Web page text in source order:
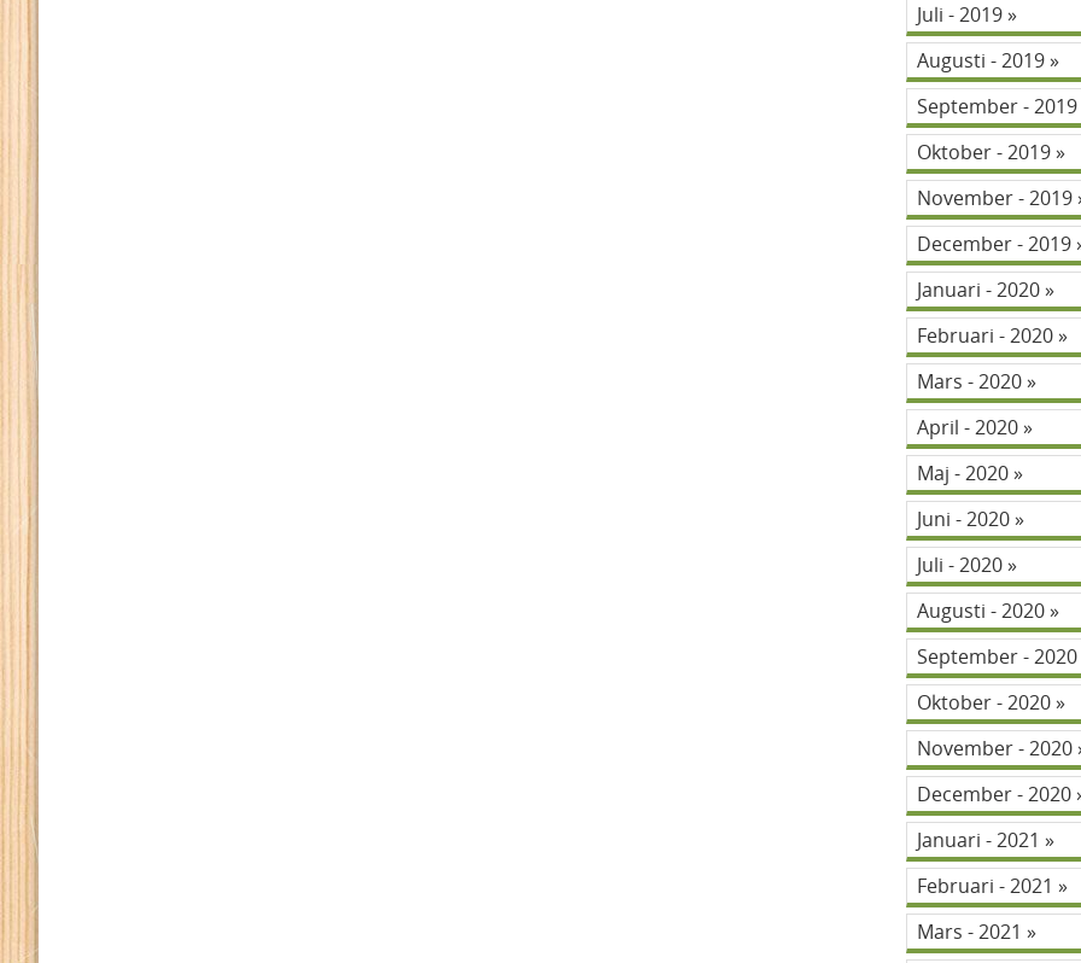
Juli - 2019
Augusti - 2019
September - 2019
Oktober - 2019
November - 2019
December - 2019
Januari - 2020
Februari - 2020
Mars - 2020
April - 2020
Maj - 2020
Juni - 2020
Juli - 2020
Augusti - 2020
September - 2020
Oktober - 2020
November - 2020
December - 2020
Januari - 2021
Februari - 2021
Mars - 2021